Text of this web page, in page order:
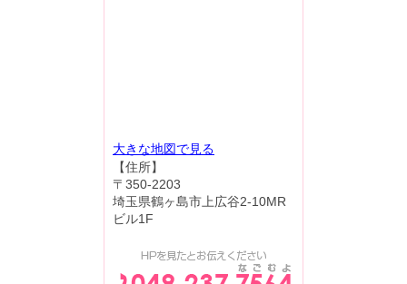
大きな地図で見る
【住所】
〒350-2203
埼玉県鶴ヶ島市上広谷2-10MR
ビル1F